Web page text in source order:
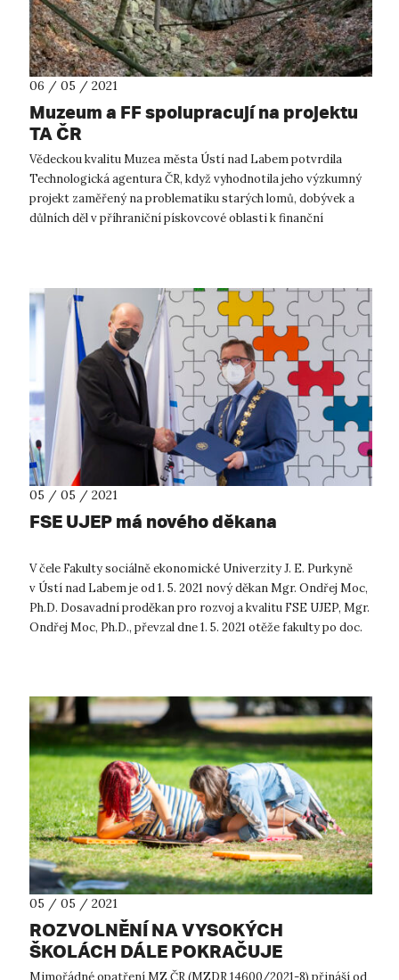
06 / 05 / 2021
Muzeum a FF spolupracují na projektu
TA ČR
Vědeckou kvalitu Muzea města Ústí nad Labem potvrdila
Technologická agentura ČR, když vyhodnotila jeho výzkumný
projekt zaměřený na problematiku starých lomů, dobývek a
důlních děl v příhraniční pískovcové oblasti k finanční
05 / 05 / 2021
FSE UJEP má nového děkana
V čele Fakulty sociálně ekonomické Univerzity J. E. Purkyně
v Ústí nad Labem je od 1. 5. 2021 nový děkan Mgr. Ondřej Moc,
Ph.D. Dosavadní proděkan pro rozvoj a kvalitu FSE UJEP, Mgr.
Ondřej Moc, Ph.D., převzal dne 1. 5. 2021 otěže fakulty po doc.
05 / 05 / 2021
ROZVOLNĚNÍ NA VYSOKÝCH
ŠKOLÁCH DÁLE POKRAČUJE
Mimořádné opatření MZ ČR (MZDR 14600/2021-8) přináší od